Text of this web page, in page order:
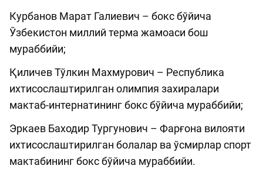
Курбанов Марат Галиевич – бокс бўйича
Ўзбекистон миллий терма жамоаси бош
мураббийи;
Қиличев Тўлкин Махмурович – Республика
ихтисослаштирилган олимпия захиралари
мактаб-интернатининг бокс бўйича мураббийи;
Эркаев Баходир Тургунович – Фарғона вилояти
ихтисослаштирилган болалар ва ўсмирлар спорт
мактабининг бокс бўйича мураббийи.